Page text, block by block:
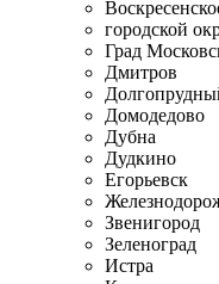
городской
Град
Дмитров
Домодедово
Дубна
Дудкино
Егорьевск
Звенигород
Зеленоград
Истра